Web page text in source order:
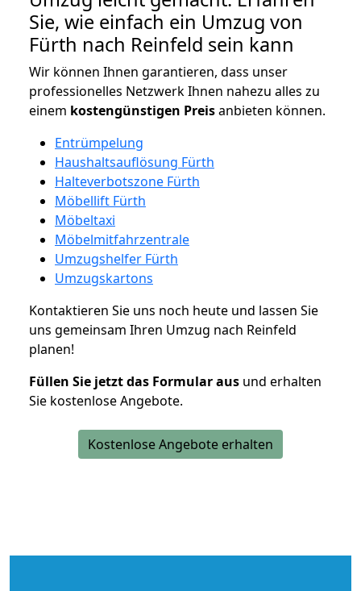
Sie, wie einfach ein Umzug von
Fürth nach Reinfeld sein kann
Wir können Ihnen garantieren, dass unser
professionelles Netzwerk Ihnen nahezu alles zu
einem kostengünstigen Preisanbieten können.
Entrümpelung
Haushaltsauflösung Fürth
Halteverbotszone Fürth
Möbellift Fürth
Möbeltaxi
Möbelmitfahrzentrale
Umzugshelfer Fürth
Umzugskartons
Kontaktieren Sie uns noch heute und lassen Sie
uns gemeinsam Ihren Umzug nach Reinfeld
planen!
Füllen Sie jetzt das Formular aus und erhalten
Sie kostenlose Angebote.
Kostenlose Angebote erhalten